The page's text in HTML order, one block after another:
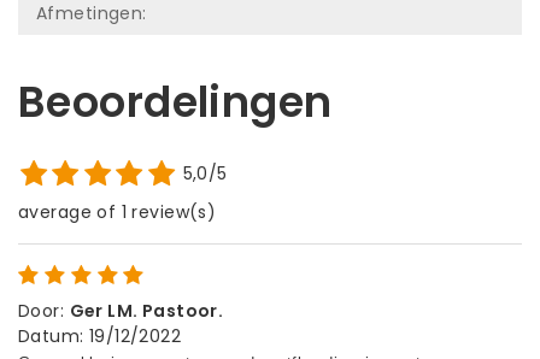
Afmetingen:
Beoordelingen
5,0/5
average of 1 review(s)
Door: Ger LM. Pastoor.
Datum: 19/12/2022